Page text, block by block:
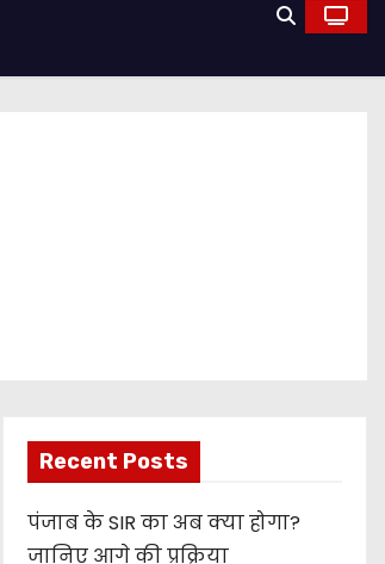
Recent Posts
पंजाब के SIR का अब क्या होगा?
जानिए आगे की प्रक्रिया